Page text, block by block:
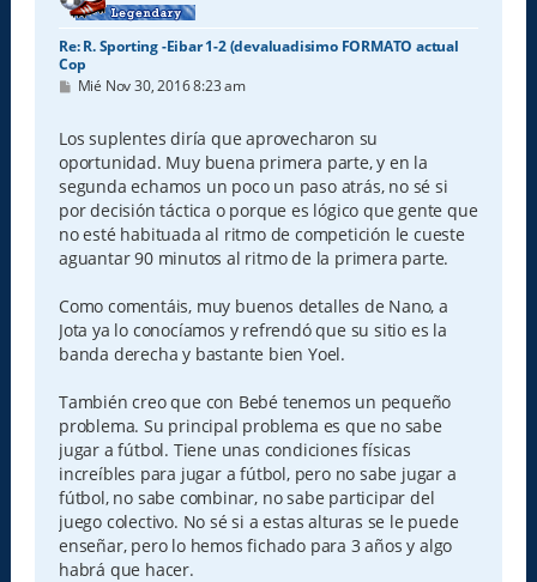
Re: R. Sporting -Eibar 1-2 (devaluadisimo FORMATO actual
Cop
M
s
a
j
e
Mié Nov 30, 2016 8:23 am
Los suplentes diría que aprovecharon su
oportunidad. Muy buena primera parte, y en la
segunda echamos un poco un paso atrás, no sé si
por decisión táctica o porque es lógico que gente que
no esté habituada al ritmo de competición le cueste
aguantar 90 minutos al ritmo de la primera parte.
Como comentáis, muy buenos detalles de Nano, a
Jota ya lo conocíamos y refrendó que su sitio es la
banda derecha y bastante bien Yoel.
También creo que con Bebé tenemos un pequeño
problema. Su principal problema es que no sabe
jugar a fútbol. Tiene unas condiciones físicas
increíbles para jugar a fútbol, pero no sabe jugar a
fútbol, no sabe combinar, no sabe participar del
juego colectivo. No sé si a estas alturas se le puede
enseñar, pero lo hemos fichado para 3 años y algo
habrá que hacer.